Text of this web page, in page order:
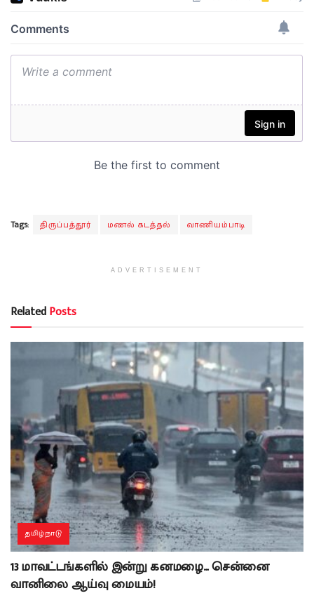
Tags: திருப்பத்தூர் மணல் கடத்தல் வாணியம்பாடி
ADVERTISEMENT
RelatedPosts
தமிழ்நாடு
13 மாவட்டங்களில் இன்று கனமழை… சென்னை
வானிலை ஆய்வு மையம்!